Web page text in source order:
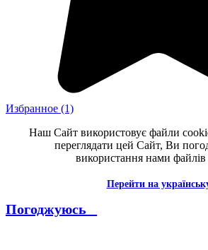
Избранное (1)
Наш Сайт використовує файли
переглядати цей Сайт, Ви
використання нами
Перейти на
Погоджуюсь _